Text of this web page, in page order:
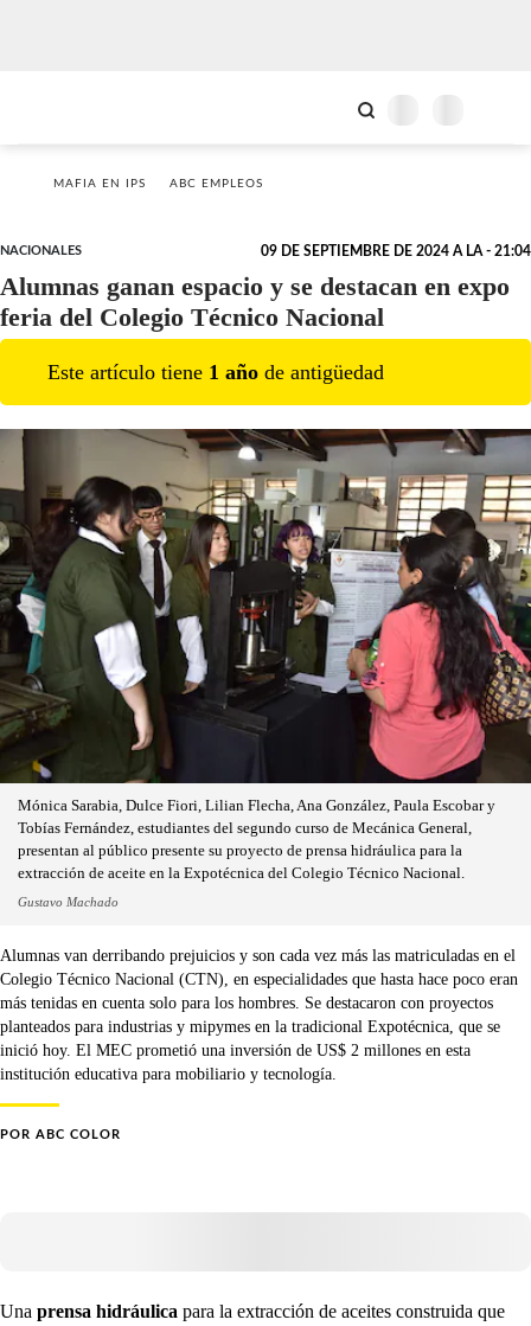
MAFIA EN IPS ABC EMPLEOS
NACIONALES 09 DE SEPTIEMBRE DE 2024 A LA - 21:04
Alumnas ganan espacio y se destacan en expo
feria del Colegio Técnico Nacional
Este artículo tiene 1 año de antigüedad
Mónica Sarabia, Dulce Fiori, Lilian Flecha, Ana González, Paula Escobar y
Tobías Fernández, estudiantes del segundo curso de Mecánica General,
presentan al público presente su proyecto de prensa hidráulica para la
extracción de aceite en la Expotécnica del Colegio Técnico Nacional.
Gustavo Machado
Alumnas van derribando prejuicios y son cada vez más las matriculadas en el
Colegio Técnico Nacional (CTN), en especialidades que hasta hace poco eran
más tenidas en cuenta solo para los hombres. Se destacaron con proyectos
planteados para industrias y mipymes en la tradicional Expotécnica, que se
inició hoy. El MEC prometió una inversión de US$ 2 millones en esta
institución educativa para mobiliario y tecnología.
POR ABC COLOR
Una prensa hidráulica para la extracción de aceites construida que